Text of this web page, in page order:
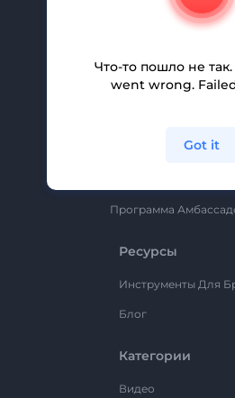
Помощь И Поддержка
Партнерская
Политика
Программа
Ресурсы
Инструменты Для
Блог
Категории
Видео
Что-то пошло не
went wrong.
Got it